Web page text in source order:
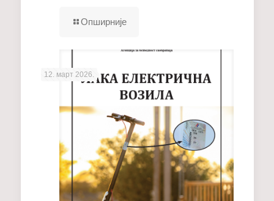
Опширније
12. март 2026.